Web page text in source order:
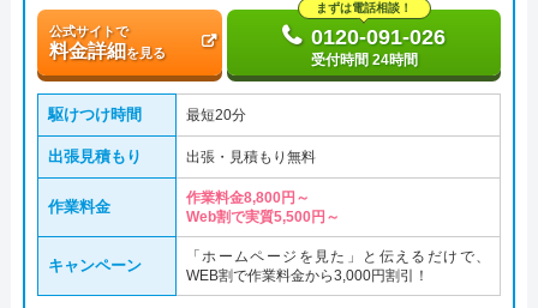
公式サイトで
料金詳細を見る
まずは電話相談！
0120-091-026
受付時間 24時間
駆けつけ時間 最短20分
出張見積もり 出張・見積もり無料
作業料金
作業料金8,800円～
Web割で実質5,500円～
キャンペーン
「ホームページを見た」と伝えるだけで、
WEB割で作業料金から3,000円割引！